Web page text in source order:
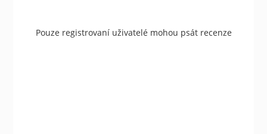
Pouze registrovaní uživatelé mohou psát recenze